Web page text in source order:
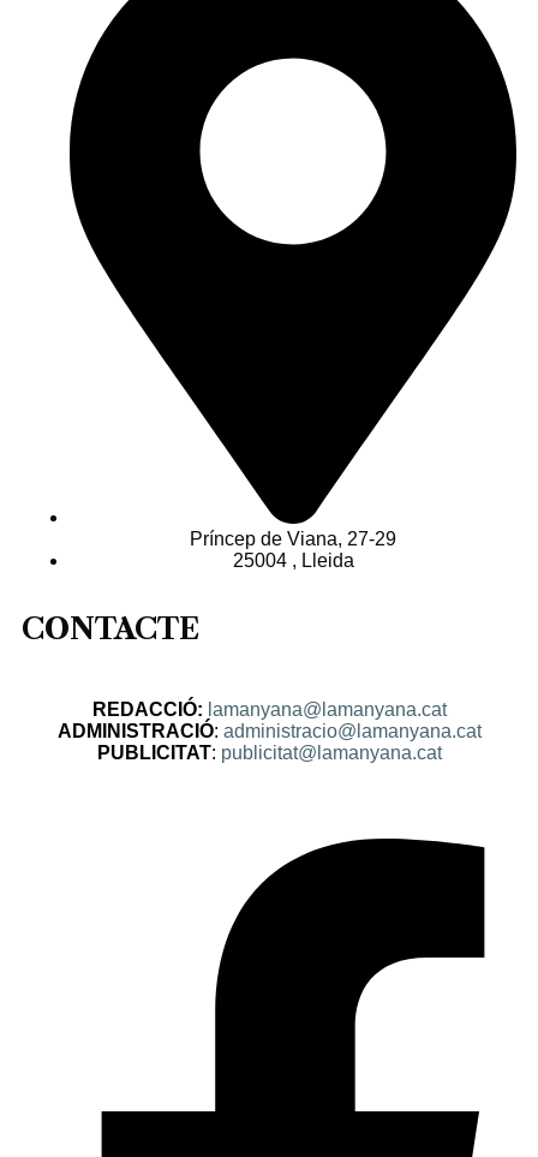
Príncep de Viana, 27-29
25004 , Lleida
CONTACTE
REDACCIÓ: lamanyana@lamanyana.cat
ADMINISTRACIÓ: administracio@lamanyana.cat
PUBLICITAT: publicitat@lamanyana.cat